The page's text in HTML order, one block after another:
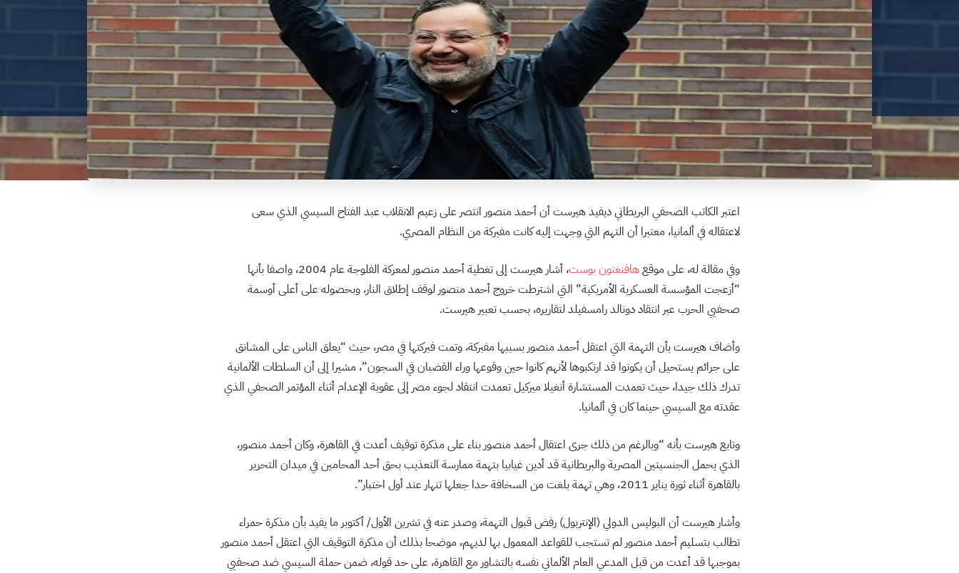
اعتبر الكاتب الصحفي البريطاني ديفيد هيرست أن أحمد منصور انتصر على زعيم الانقلاب عبد الفتاح السيسي الذي سعى
لاعتقاله في ألمانيا، معتبرا أن التهم التي وجهت إليه كانت مفبركة من النظام المصري.
وفي مقالة له، على موقعهافنغتون بوست
، أشار هيرست إلى تغطية أحمد منصور لمعركة الفلوجة عام 2004، واصفا بأنها
“أزعجت المؤسسة العسكرية الأمريكية” التي اشترطت خروج أحمد منصور لوقف إطلاق النار، وبحصوله على أعلى أوسمة
صحفيي الحرب عبر انتقاد دونالد رامسفيلد لتقاريره، بحسب تعبير هيرست.
وأضاف هيرست بأن التهمة التي اعتقل أحمد منصور بسببها مفبركة، وتمت فبركتها في مصر، حيث “يعلق الناس على المشانق
على جرائم يستحيل أن يكونوا قد ارتكبوها لأنهم كانوا حين وقوعها وراء القضبان في السجون”، مشيرا إلى أن السلطات الألمانية
تدرك ذلك جيدا، حيث تعمدت المستشارة أنغيلا ميركيل تعمدت انتقاد لجوء مصر إلى عقوبة الإعدام أثناء المؤتمر الصحفي الذي
عقدته مع السيسي حينما كان في ألمانيا.
وتابع هيرست بأنه “وبالرغم من ذلك جرى اعتقال أحمد منصور بناء على مذكرة توقيف أعدت في القاهرة، وكان أحمد منصور،
الذي يحمل الجنسيتين المصرية والبريطانية قد أدين غيابيا بتهمة ممارسة التعذيب بحق أحد المحامين في ميدان التحرير
بالقاهرة أثناء ثورة يناير 2011، وهي تهمة بلغت من السخافة حدا جعلها تنهار عند أول اختبار”.
وأشار هيرست أن البوليس الدولي (الإنتربول) رفض قبول التهمة، وصدر عنه في تشرين الأول/ أكتوبر ما يفيد بأن مذكرة حمراء
تطالب بتسليم أحمد منصور لم تستجب للقواعد المعمول بها لديهم، موضحا بذلك أن مذكرة التوقيف التي اعتقل أحمد منصور
بموجبها قد أعدت من قبل المدعي العام الألماني نفسه بالتشاور مع القاهرة، على حد قوله، ضمن حملة السيسي ضد صحفيي